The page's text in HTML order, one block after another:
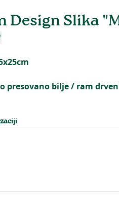
Design Slika
presovano bilje / ram